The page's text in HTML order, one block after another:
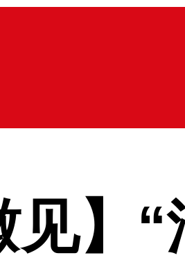
见】